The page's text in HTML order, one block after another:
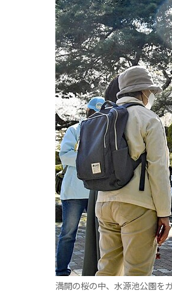
満開の桜の中、水源池公園を
パワースポット
まつり・イベント
おみやげ・特産
道の駅・産直
アウトドア・レジャー
ご当地グルメ